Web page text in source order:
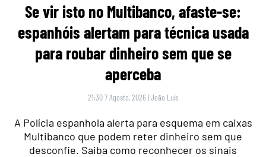
Se vir isto no Multibanco, afaste-se:
espanhóis alertam para técnica usada
para roubar dinheiro sem que se
aperceba
21:30 7 Agosto, 2026 |João Luís
A Polícia espanhola alerta para esquema em caixas
Multibanco que podem reter dinheiro sem que
desconfie. Saiba como reconhecer os sinais